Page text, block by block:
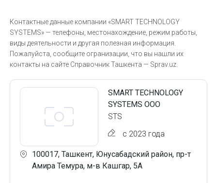
Контактные данные компании «SMART TECHNOLOGY
SYSTEMS» — телефоны, местонахождение, режим работы,
виды деятельности и другая полезная информация.
Пожалуйста, сообщите огранизации, что вы нашли их
контакты на сайте Справочник Ташкента — Sprav.uz.
SMART TECHNOLOGY
SYSTEMS ООО
STS
с 2023 года
100017, Ташкент, Юнусабадский район, пр-т
Амира Темура, м-в Кашгар, 5А